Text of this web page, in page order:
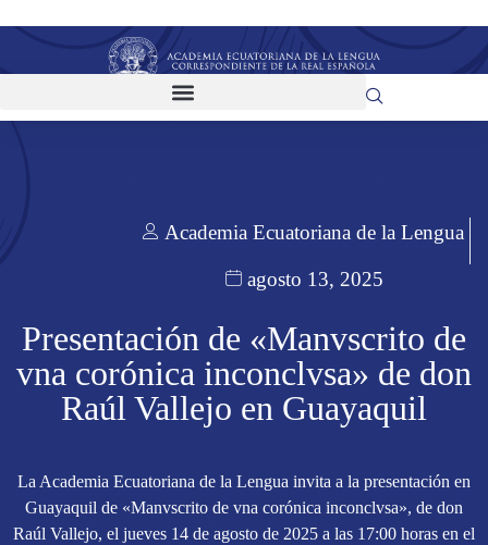
Academia Ecuatoriana de la Lengua
agosto 13, 2025
Presentación de «Manvscrito de
vna corónica inconclvsa» de don
Raúl Vallejo en Guayaquil
La Academia Ecuatoriana de la Lengua invita a la presentación en
Guayaquil de «Manvscrito de vna corónica inconclvsa», de don
Raúl Vallejo, el jueves 14 de agosto de 2025 a las 17:00 horas en el